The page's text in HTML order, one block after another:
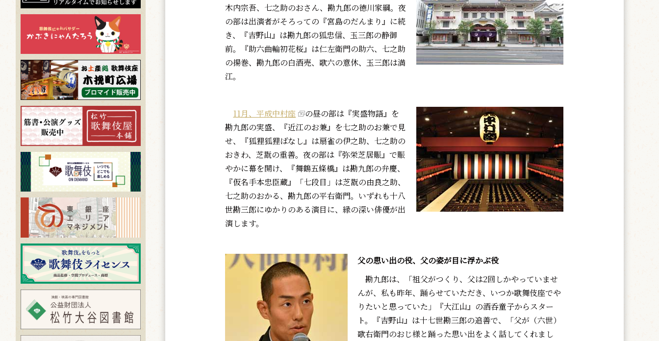
木内宗吾、七之助のおさん、勘九郎の徳川家綱。夜
の部は出演者がそろっての『宮島のだんまり』に続
き、『吉野山』は勘九郎の狐忠信、玉三郎の静御
前。『助六曲輪初花桜』は仁左衛門の助六、七之助
の揚巻、勘九郎の白酒売、歌六の意休、玉三郎は満
江。
11月、平成中村座
の昼の部は『実盛物語』を
勘九郎の実盛、『近江のお兼』を七之助のお兼で見
せ、『狐狸狐狸ばなし』は扇雀の伊之助、七之助の
おきわ、芝翫の重善。夜の部は『弥栄芝居賑』で賑
やかに幕を開け、『舞鶴五條橋』は勘九郎の弁慶、
『仮名手本忠臣蔵』「七段目」は芝翫の由良之助、
七之助のおかる、勘九郎の平右衛門。いずれも十八
世勘三郎にゆかりのある演目に、縁の深い俳優が出
演します。
父の思い出の役、父の姿が目に浮かぶ役
勘九郎は、「祖父がつくり、父は2回しかやっていませ
んが、私も昨年、踊らせていただき、いつか歌舞伎座でや
りたいと思っていた」『大江山』の酒呑童子からスター
ト。『吉野山』は十七世勘三郎の追善で、「父が（六世）
歌右衛門のおじ様と踊った思い出をよく話してくれまし